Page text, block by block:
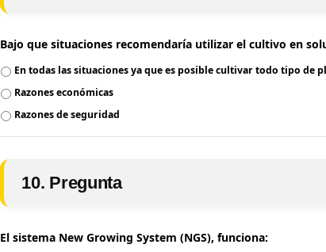
Bajo que situaciones recomendaría utilizar el cultivo en
En todas las situaciones ya que es posible cultivar todo tipo de
Razones económicas
Razones de seguridad
10. Pregunta
El sistema New Growing System (NGS), funciona: